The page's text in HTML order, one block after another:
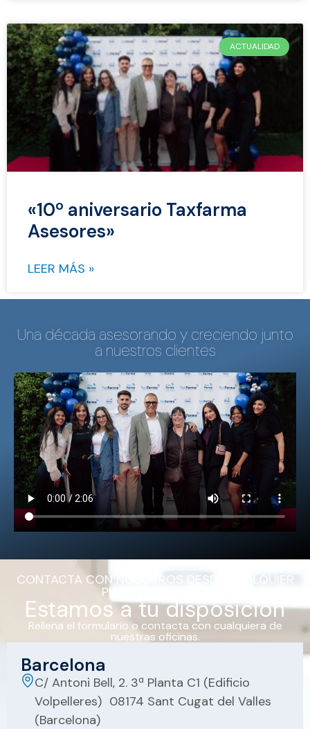
ACTUALIDAD
«10º aniversario Taxfarma
Asesores»
LEER MÁS »
Una década asesorando y creciendo junto
a nuestros clientes
CONTACTA CON NOSOTROS DESDE CUALQUIER
PUNTO DE ESPAÑA
Estamos a tu disposición
Rellena el formulario o contacta con cualquiera de
nuestras oficinas.
Barcelona
C/ Antoni Bell, 2. 3ª Planta C1 (Edificio
Volpelleres) 08174 Sant Cugat del Valles
(Barcelona)